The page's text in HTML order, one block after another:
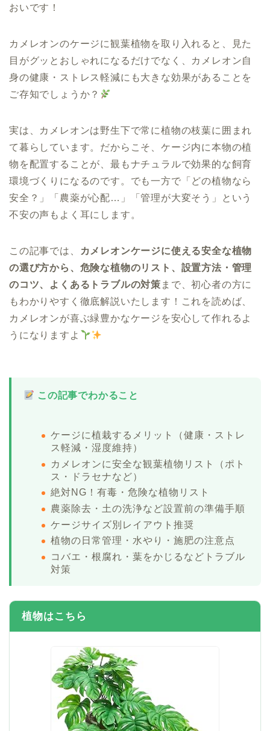
おいです！
カメレオンのケージに観葉植物を取り入れると、見た
目がグッとおしゃれになるだけでなく、カメレオン自
身の健康・ストレス軽減にも大きな効果があることを
ご存知でしょうか？
実は、カメレオンは野生下で常に植物の枝葉に囲まれ
て暮らしています。だからこそ、ケージ内に本物の植
物を配置することが、最もナチュラルで効果的な飼育
環境づくりになるのです。でも一方で「どの植物なら
安全？」「農薬が心配…」「管理が大変そう」という
不安の声もよく耳にします。
この記事では、
カメレオンケージに使える安全な植物
の選び方から、危険な植物のリスト、設置方法・管理
のコツ、よくあるトラブルの対策 まで、初心者の方に
もわかりやすく徹底解説いたします！これを読めば、
カメレオンが喜ぶ緑豊かなケージを安心して作れるよ
うになりますよ
この記事でわかること
ケージに植栽するメリット（健康・ストレ
ス軽減・湿度維持）
カメレオンに安全な観葉植物リスト（ポト
ス・ドラセナなど）
絶対NG！有毒・危険な植物リスト
農薬除去・土の洗浄など設置前の準備手順
ケージサイズ別レイアウト推奨
植物の日常管理・水やり・施肥の注意点
コバエ・根腐れ・葉をかじるなどトラブル
対策
植物はこちら